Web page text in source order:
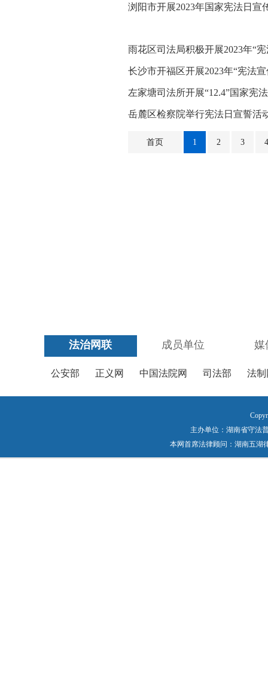
浏阳市开展2023年国家宪法日宣
雨花区司法局积极开展2023年“
长沙市开福区开展2023年“宪法
左家塘司法所开展“12.4”国家宪
岳麓区检察院举行宪法日宣誓活
首页 1 2 3 4
法治网联 成员单位 媒
公安部 正义网 中国法院网 司法部 法制
主办单位：湖南省守法
本网首席法律顾问：湖南五湖